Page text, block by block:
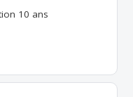
10 ans